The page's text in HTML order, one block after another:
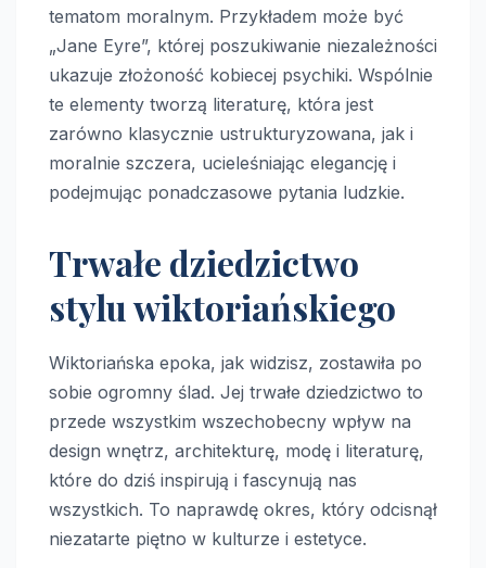
tematom moralnym. Przykładem może być
„Jane Eyre”, której poszukiwanie niezależności
ukazuje złożoność kobiecej psychiki. Wspólnie
te elementy tworzą literaturę, która jest
zarówno klasycznie ustrukturyzowana, jak i
moralnie szczera, ucieleśniając elegancję i
podejmując ponadczasowe pytania ludzkie.
Trwałe dziedzictwo
stylu wiktoriańskiego
Wiktoriańska epoka, jak widzisz, zostawiła po
sobie ogromny ślad. Jej trwałe dziedzictwo to
przede wszystkim wszechobecny wpływ na
design wnętrz, architekturę, modę i literaturę,
które do dziś inspirują i fascynują nas
wszystkich. To naprawdę okres, który odcisnął
niezatarte piętno w kulturze i estetyce.